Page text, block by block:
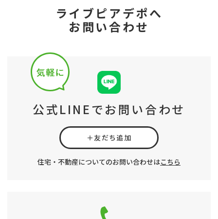
ライブピアデポへ
お問い合わせ
公式LINEでお問い合わせ
＋友だち追加
住宅・不動産についてのお問い合わせはこちら